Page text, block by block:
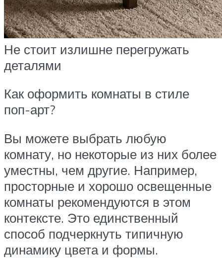
Не стоит излишне перегружать
деталями
Как оформить комнаты в стиле
поп-арт?
Вы можете выбрать любую
комнату, но некоторые из них более
уместны, чем другие. Например,
просторные и хорошо освещенные
комнаты рекомендуются в этом
контексте. Это единственный
способ подчеркнуть типичную
динамику цвета и формы.